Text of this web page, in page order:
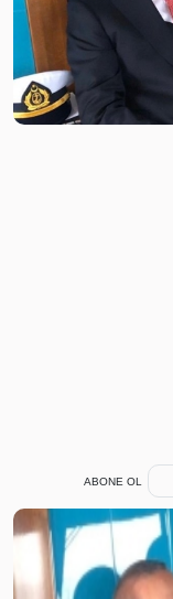
ABONE OL